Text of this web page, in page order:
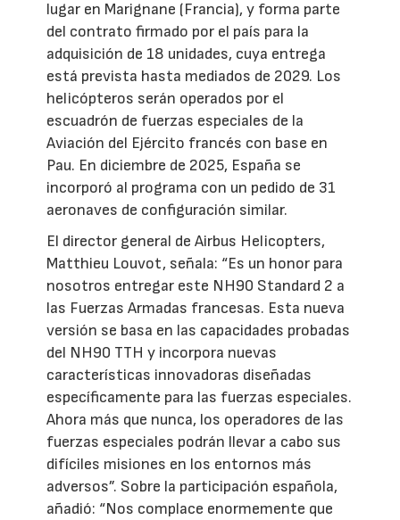
lugar en Marignane (Francia), y forma parte
del contrato firmado por el país para la
adquisición de 18 unidades, cuya entrega
está prevista hasta mediados de 2029. Los
helicópteros serán operados por el
escuadrón de fuerzas especiales de la
Aviación del Ejército francés con base en
Pau. En diciembre de 2025, España se
incorporó al programa con un pedido de 31
aeronaves de configuración similar.
El director general de Airbus Helicopters,
Matthieu Louvot, señala: “Es un honor para
nosotros entregar este NH90 Standard 2 a
las Fuerzas Armadas francesas. Esta nueva
versión se basa en las capacidades probadas
del NH90 TTH y incorpora nuevas
características innovadoras diseñadas
específicamente para las fuerzas especiales.
Ahora más que nunca, los operadores de las
fuerzas especiales podrán llevar a cabo sus
difíciles misiones en los entornos más
adversos”. Sobre la participación española,
añadió: “Nos complace enormemente que